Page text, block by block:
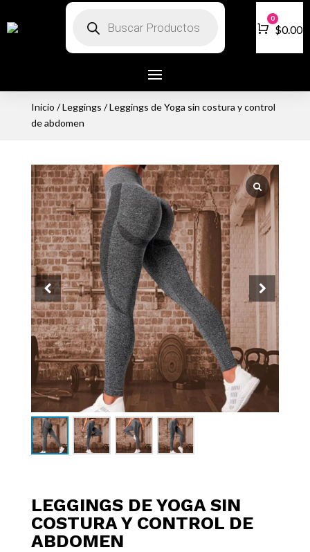
productos
Carro
0
$0.00
Inicio /Leggings / Leggings de Yoga sin costura y control
de abdomen
LEGGINGS DE YOGA SIN
COSTURA Y CONTROL DE
ABDOMEN